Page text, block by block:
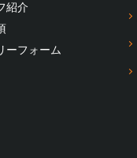
紹介
ーフォーム